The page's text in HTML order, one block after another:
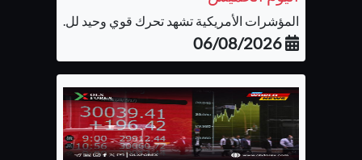
المؤشرات الأمريكية تشهد تحرك قوي وحيد لل...
06/08/2026